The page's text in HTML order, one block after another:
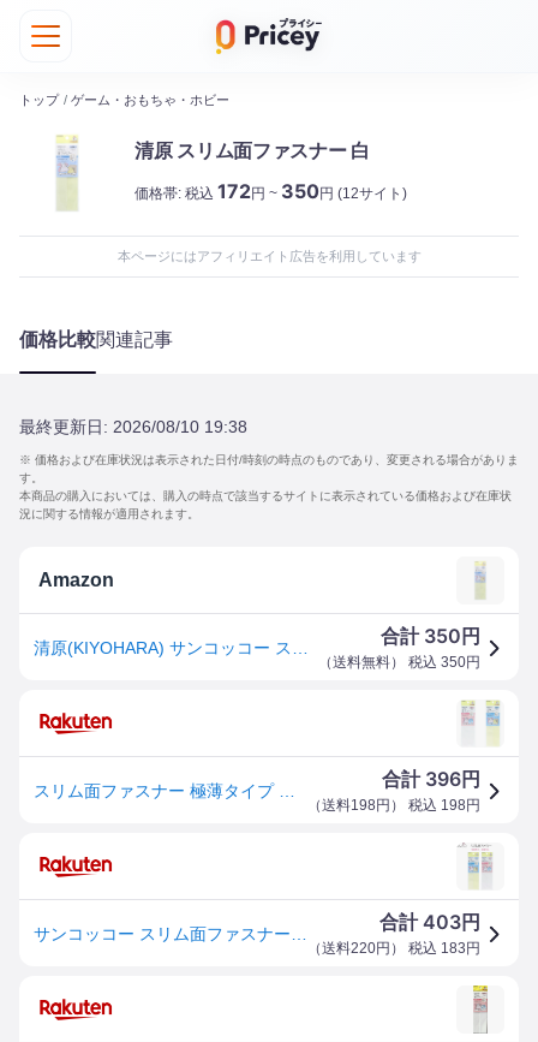
トップ / ゲーム・おもちゃ・ホビー
清原 スリム面ファスナー 白
価格帯: 税込 172円 ~ 350円 (12サイト)
本ページにはアフィリエイト広告を利用しています
価格比較関連記事
最終更新日: 2026/08/10 19:38
※ 価格および在庫状況は表示された日付/時刻の時点のものであり、変更される場合がありま
す。
本商品の購入においては、購入の時点で該当するサイトに表示されている価格および在庫状
況に関する情報が適用されます。
Amazon
合計 350 円
（送料無料） 税込 350円
合計 396円
（送料198円 ） 税込 198 円
合計403円
（送料220円 ） 税込 183 円